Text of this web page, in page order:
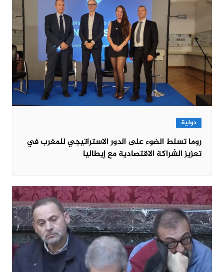
دولية
روما تسلط الضوء على الدور الاستراتيجي للمغرب في
تعزيز الشراكة الاقتصادية مع إيطاليا